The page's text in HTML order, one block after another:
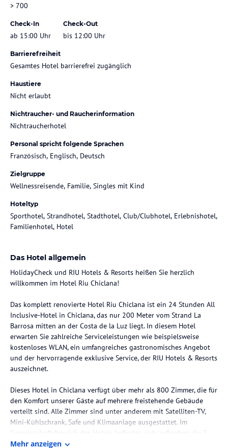
> 700
Check-In
ab 15:00 Uhr
Check-Out
bis 12:00 Uhr
Barrierefreiheit
Gesamtes Hotel barrierefrei zugänglich
Haustiere
Nicht erlaubt
Nichtraucher- und Raucherinformation
Nichtraucherhotel
Personal spricht folgende Sprachen
Französisch, Englisch, Deutsch
Zielgruppe
Wellnessreisende, Familie, Singles mit Kind
Hoteltyp
Sporthotel, Strandhotel, Stadthotel, Club/Clubhotel, Erlebnishotel,
Familienhotel, Hotel
Das Hotel allgemein
HolidayCheck und RIU Hotels & Resorts heißen Sie herzlich
willkommen im Hotel Riu Chiclana!
Das komplett renovierte Hotel Riu Chiclana ist ein 24 Stunden All
Inclusive-Hotel in Chiclana, das nur 200 Meter vom Strand La
Barrosa mitten an der Costa de la Luz liegt. In diesem Hotel
erwarten Sie zahlreiche Serviceleistungen wie beispielsweise
kostenloses WLAN, ein umfangreiches gastronomisches Angebot
und der hervorragende exklusive Service, der RIU Hotels & Resorts
auszeichnet.
Dieses Hotel in Chiclana verfügt über mehr als 800 Zimmer, die für
den Komfort unserer Gäste auf mehrere freistehende Gebäude
verteilt sind. Alle Zimmer sind unter anderem mit Satelliten-TV,
Mini-Kühlschrank, Safe und Klimaanlage ausgestattet. Im
Gemeinschaftsbereich des Hotels befinden sich außerdem die 5
Außenpools und 2 Kinderbecken, in denen die ganze Familie das
Mehr anzeigen